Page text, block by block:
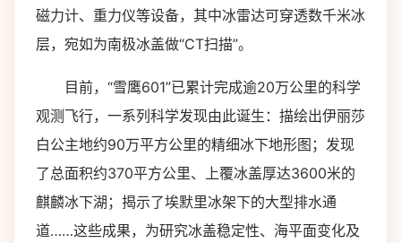
磁力计、重力仪等设备，其中冰雷达可穿透数千米冰
层，宛如为南极冰盖做“CT扫描”。
目前，“雪鹰601”已累计完成逾20万公里的科学
观测飞行，一系列科学发现由此诞生：描绘出伊丽莎
白公主地约90万平方公里的精细冰下地形图；发现
了总面积约370平方公里、上覆冰盖厚达3600米的
麒麟冰下湖；揭示了埃默里冰架下的大型排水通
道……这些成果，为研究冰盖稳定性、海平面变化及